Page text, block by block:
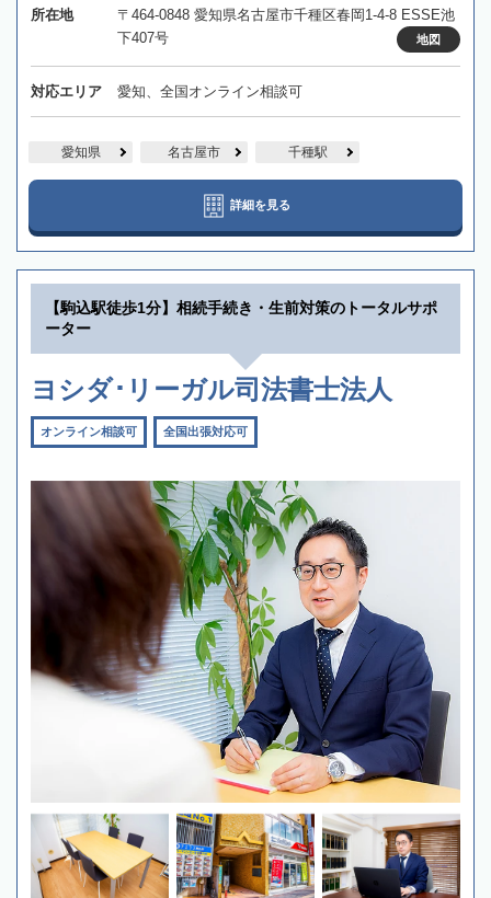
所在地
〒464-0848 愛知県名古屋市千種区春岡1-4-8 ESSE池
下407号
地図
対応エリア 愛知、全国オンライン相談可
愛知県 名古屋市 千種駅
詳細を見る
【駒込駅徒歩1分】相続手続き・生前対策のトータルサポ
ーター
ヨシダ･リーガル司法書士法人
オンライン相談可 全国出張対応可